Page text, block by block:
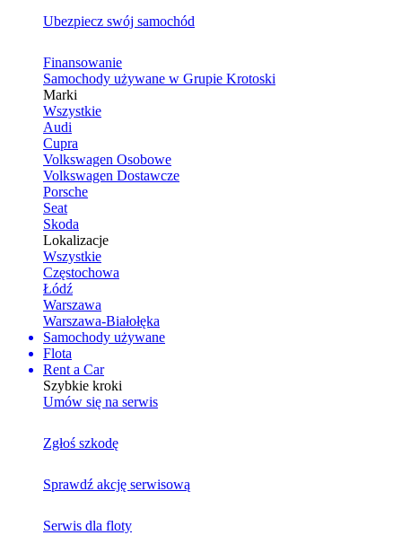
Ubezpiecz swój samochód
Finansowanie
Samochody używane w Grupie Krotoski
Marki
Wszystkie
Audi
Cupra
Volkswagen Osobowe
Volkswagen Dostawcze
Porsche
Seat
Skoda
Lokalizacje
Wszystkie
Częstochowa
Łódź
Warszawa
Warszawa-Białołęka
Samochody używane
Flota
Rent a Car
Szybkie kroki
Umów się na serwis
Zgłoś szkodę
Sprawdź akcję serwisową
Serwis dla floty